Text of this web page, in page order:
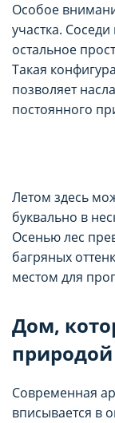
Особое
участка.
остальное
Такая
позволяет
постоянного
Летом здесь
буквально в
Осенью лес
багряных
местом для
Дом,
природой
Современная
вписывается в